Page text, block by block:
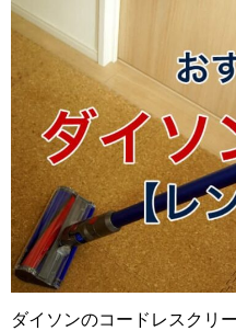
ダイソンのコードレスクリ